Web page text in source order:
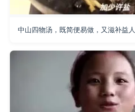
中山四物汤，既简便易做，又滋补益人